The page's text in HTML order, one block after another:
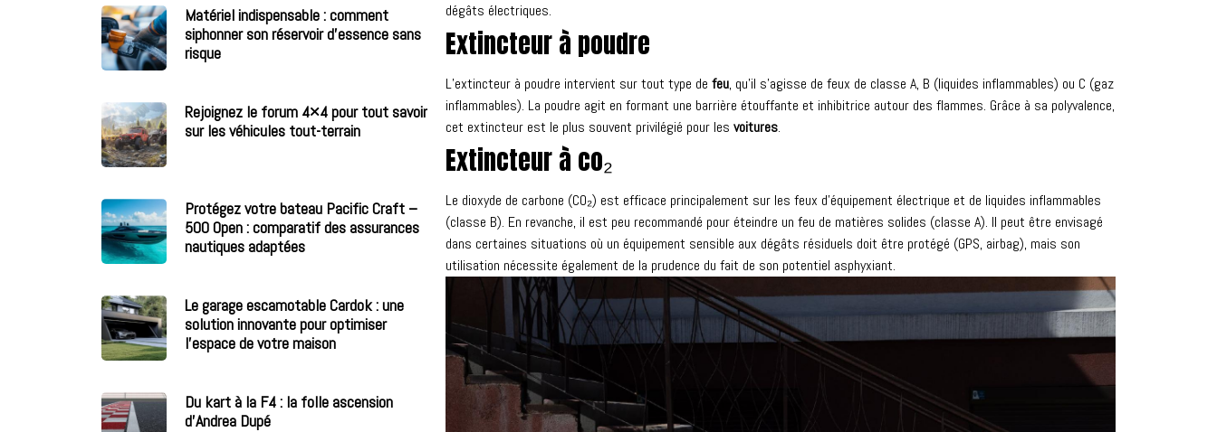
Matériel indispensable : comment
siphonner son réservoir d’essence sans
risque
Rejoignez le forum 4×4 pour tout savoir
sur les véhicules tout-terrain
Protégez votre bateau Pacific Craft –
500 Open : comparatif des assurances
nautiques adaptées
Le garage escamotable Cardok : une
solution innovante pour optimiser
l’espace de votre maison
Du kart à la F4 : la folle ascension
d’Andrea Dupé
dégâts électriques.
Extincteur à poudre
L’extincteur à poudre intervient sur tout type de feu, qu’il s’agisse de feux de classe A, B (liquides inflammables) ou C (gaz
inflammables). La poudre agit en formant une barrière étouffante et inhibitrice autour des flammes. Grâce à sa polyvalence,
cet extincteur est le plus souvent privilégié pour les voitures.
Extincteur à co₂
Le dioxyde de carbone (CO₂) est efficace principalement sur les feux d’équipement électrique et de liquides inflammables
(classe B). En revanche, il est peu recommandé pour éteindre un feu de matières solides (classe A). Il peut être envisagé
dans certaines situations où un équipement sensible aux dégâts résiduels doit être protégé (GPS, airbag), mais son
utilisation nécessite également de la prudence du fait de son potentiel asphyxiant.